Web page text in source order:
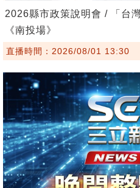
2026縣市政策說明會 / 「台
《南投場》
直播時間：2026/08/01 13:30